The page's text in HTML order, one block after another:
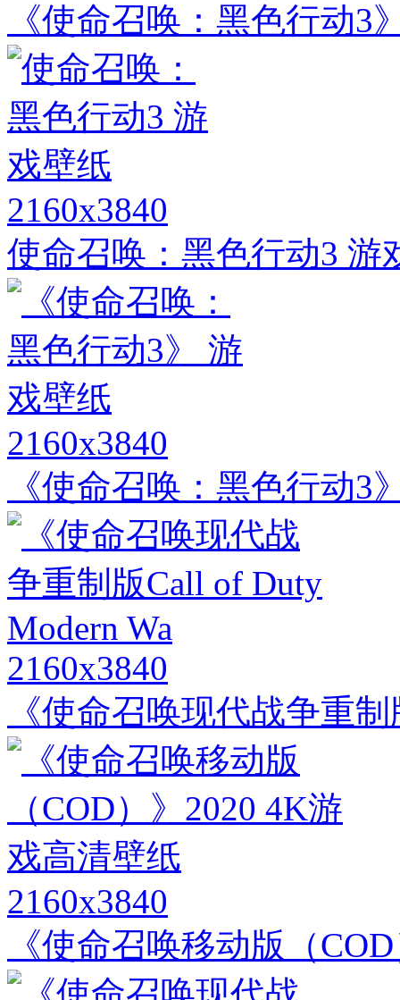
《使命召唤：黑色行动3
2160x3840
使命召唤：黑色行动3 游
2160x3840
《使命召唤：黑色行动3
2160x3840
《使命召唤现代战争重
2160x3840
《使命召唤移动版（